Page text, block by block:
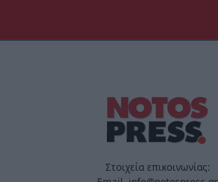
Στοιχεία επικοινωνίας: